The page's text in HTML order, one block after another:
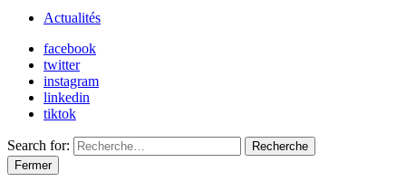
Actualités
facebook
twitter
instagram
linkedin
tiktok
Search for:
Recherche
Fermer